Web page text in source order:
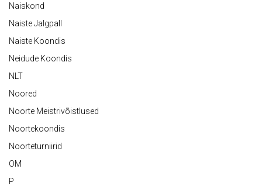
Naiskond
Naiste Jalgpall
Naiste Koondis
Neidude Koondis
NLT
Noored
Noorte Meistrivõistlused
Noortekoondis
Noorteturniirid
OM
P